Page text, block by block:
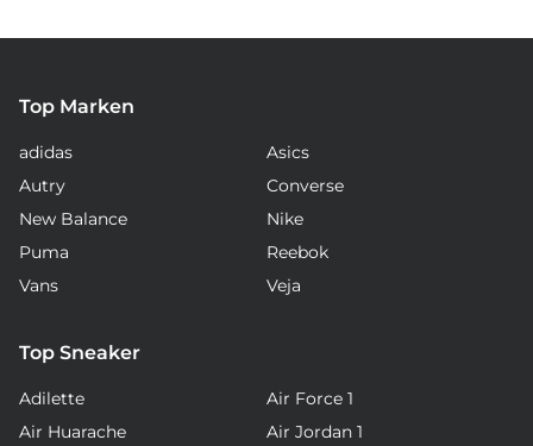
Top Marken
adidas
Asics
Autry
Converse
New Balance
Nike
Puma
Reebok
Vans
Veja
Top Sneaker
Adilette
Air Force 1
Air Huarache
Air Jordan 1